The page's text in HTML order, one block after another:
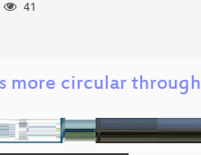
41
more circular